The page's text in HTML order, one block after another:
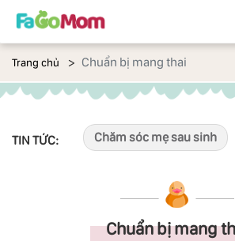
Trang chủ Chuẩn bị mang thai
TIN TỨC: Chăm sóc mẹ sau sinh
Chuẩn bị mang